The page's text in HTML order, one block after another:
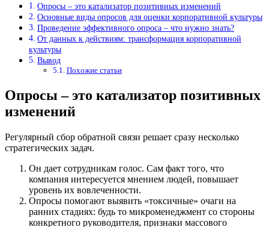
Опросы – это катализатор позитивных изменений
Основные виды опросов для оценки корпоративной культуры
Проведение эффективного опроса – что нужно знать?
От данных к действиям: трансформация корпоративной
культуры
Вывод
Похожие статьи
Опросы – это катализатор позитивных
изменений
Регулярный сбор обратной связи решает сразу несколько
стратегических задач.
Он дает сотрудникам голос. Сам факт того, что
компания интересуется мнением людей, повышает
уровень их вовлеченности.
Опросы помогают выявить «токсичные» очаги на
ранних стадиях: будь то микроменеджмент со стороны
конкретного руководителя, признаки массового